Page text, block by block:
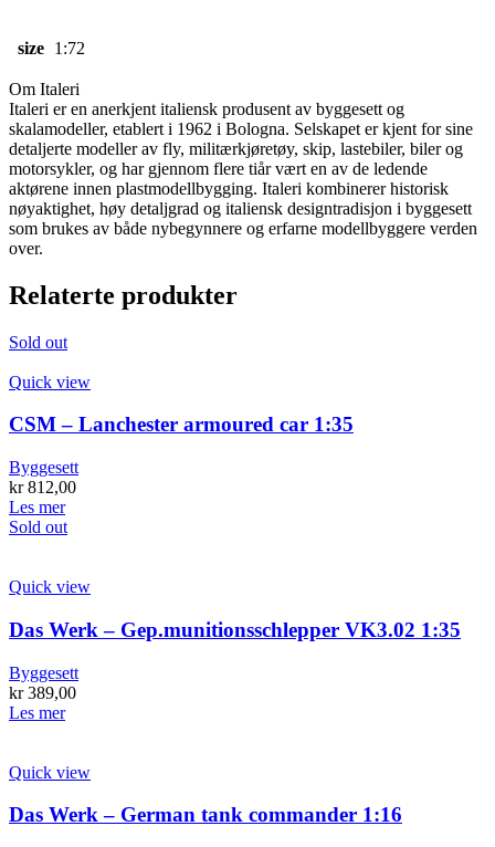
size 1:72
Om Italeri
Italeri er en anerkjent italiensk produsent av byggesett og
skalamodeller, etablert i 1962 i Bologna. Selskapet er kjent for sine
detaljerte modeller av fly, militærkjøretøy, skip, lastebiler, biler og
motorsykler, og har gjennom flere tiår vært en av de ledende
aktørene innen plastmodellbygging. Italeri kombinerer historisk
nøyaktighet, høy detaljgrad og italiensk designtradisjon i byggesett
som brukes av både nybegynnere og erfarne modellbyggere verden
over.
Relaterte produkter
Sold out
Quick view
CSM – Lanchester armoured car 1:35
Byggesett
kr812,00
Les mer
Sold out
Quick view
Das Werk – Gep.munitionsschlepper VK3.02 1:35
Byggesett
kr389,00
Les mer
Quick view
Das Werk – German tank commander 1:16